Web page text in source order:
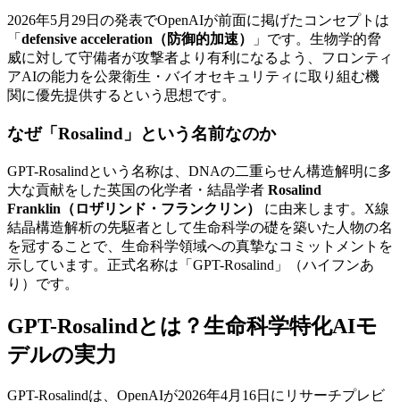
2026年5月29日の発表でOpenAIが前面に掲げたコンセプトは
「 defensive acceleration（防御的加速）
」です。生物学的脅
威に対して守備者が攻撃者より有利になるよう、フロンティ
アAIの能力を公衆衛生・バイオセキュリティに取り組む機
関に優先提供するという思想です。
なぜ「Rosalind」という名前なのか
GPT-Rosalindという名称は、DNAの二重らせん構造解明に多
大な貢献をした英国の化学者・結晶学者 Rosalind
Franklin（ロザリンド・フランクリン）
に由来します。X線
結晶構造解析の先駆者として生命科学の礎を築いた人物の名
を冠することで、生命科学領域への真摯なコミットメントを
示しています。正式名称は「GPT-Rosalind」（ハイフンあ
り）です。
GPT-Rosalindとは？生命科学特化AIモ
デルの実力
GPT-Rosalindは、OpenAIが2026年4月16日にリサーチプレビ